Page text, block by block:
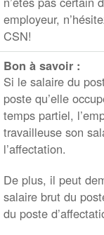
employeur,
CSN!
Bon à savoir :
Si le salaire du
poste qu’elle
temps partiel,
travailleuse son
l’affectation.
De plus, il peut
salaire brut du
du poste